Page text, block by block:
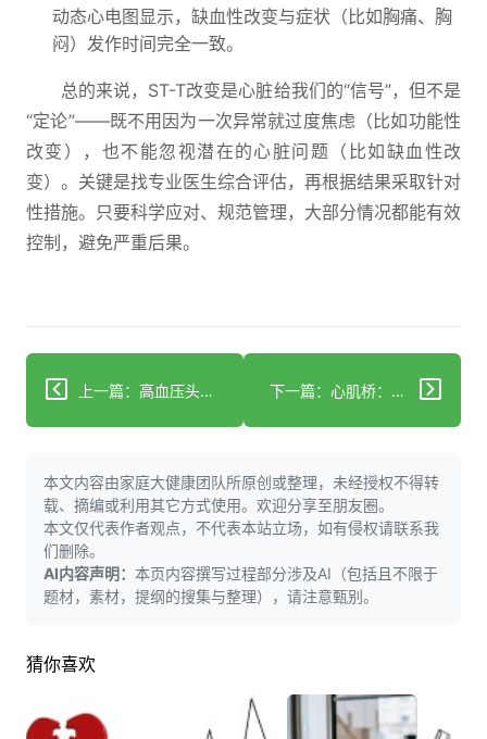
动态心电图显示，缺血性改变与症状（比如胸痛、胸
闷）发作时间完全一致。
总的来说，ST-T改变是心脏给我们的“信号”，但不是
“定论”——既不用因为一次异常就过度焦虑（比如功能性
改变），也不能忽视潜在的心脏问题（比如缺血性改
变）。关键是找专业医生综合评估，再根据结果采取针对
性措施。只要科学应对、规范管理，大部分情况都能有效
控制，避免严重后果。
上一篇：高血压头晕别大意：早识别早干预保护大脑和肠胃 下一篇：心肌桥：先天性心脏异常，要不要治？
本文内容由家庭大健康团队所原创或整理，未经授权不得转
载、摘编或利用其它方式使用。欢迎分享至朋友圈。
本文仅代表作者观点，不代表本站立场，如有侵权请联系我
们删除。
AI内容声明： 本页内容撰写过程部分涉及AI（包括且不限于
题材，素材，提纲的搜集与整理），请注意甄别。
猜你喜欢